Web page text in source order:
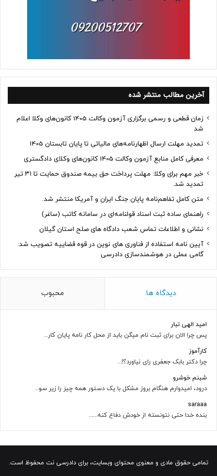
آخرین مطالب منتشر شده
زمان قطعی و رسمی برگزاری آزمون وکالت 1405 کانون‌های وکلا اعلام
شد
تمدید مهلت ارسال اظهارنامه‌های مالیاتی تا پایان تابستان 1405
معرفی کامل منابع آزمون وکالت 1405 کانون‌های وکلای دادگستری
خبر مهم برای وکلا: مهلت پرداخت حق بیمه صندوق حمایت تا ۳۱ تیر
تمدید شد.
متن کامل تفاهم‌نامه پایان جنگ ایران و آمریکا منتشر شد.
راهنمای ساده ثبت اسناد قولنامه‌ای در سامانه کاتب (ساغر)
نشانی و اطلاعات تماس شعب دادگاه های صلح استان گیلان
آیین نامه استفاده از فناوری های نوین در قوه قضاییه تصویب شد:
گامی عملی در هوشمندسازی دادرسی
دیدگاه ها محبوب
امید الهی تبار
پس چرا الان برای ثبت نام میگن باید از محل کار نامه پایان کار...
کارآموز
چرا دکتر بابک جعفری رای نیاورد؟!...
شبنم خوشرو
درود، امیدوارم هنگام بروز مشکل با یک دستور همه چیز را زیر سو...
saraaa
بنده خدا حتی نتونسته از خودش دفاع کنه......
تمامی حقوق مادی و معنوی محتوای وبسایت، برای دادرسی نت محفوظ است.